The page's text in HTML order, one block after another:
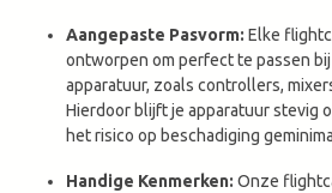
Aangepaste Pasvorm: Elke
ontworpen om perfect te passen
apparatuur, zoals controllers,
Hierdoor blijft je apparatuur stevig
het risico op beschadiging
Handige Kenmerken: Onze